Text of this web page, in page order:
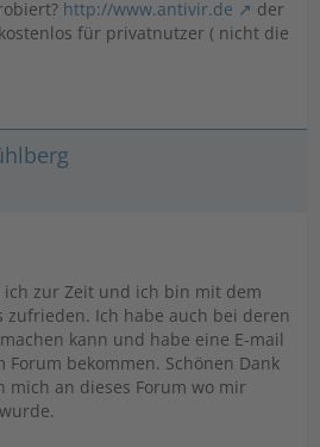
http://www.antivir.de
der
für privatnutzer ( nicht die
ich zur Zeit und ich bin mit dem
zufrieden. Ich habe auch bei deren
kann und habe eine E-mail
bekommen. Schönen Dank
mich an dieses Forum wo mir